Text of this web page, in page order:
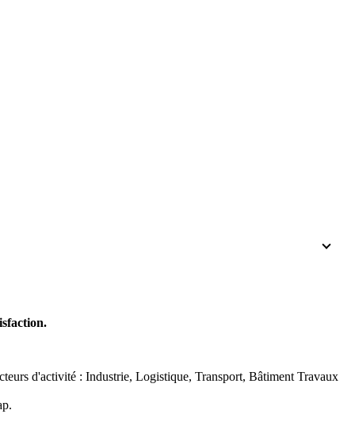
d'activité : Industrie, Logistique, Transport, Bâtiment Travaux